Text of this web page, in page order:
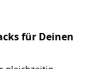
für Deinen